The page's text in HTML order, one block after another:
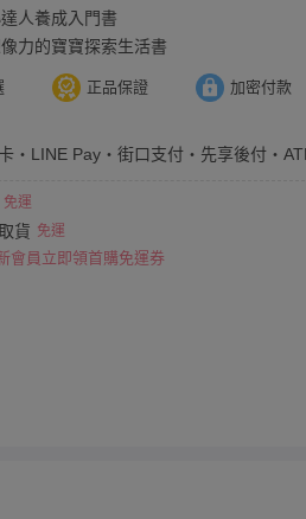
人養成入門書
力的寶寶探索生活書
正品保證 加密付款
・LINE Pay・街口支付・先享後付・
免運
貨 免運
會員立即領首購免運券